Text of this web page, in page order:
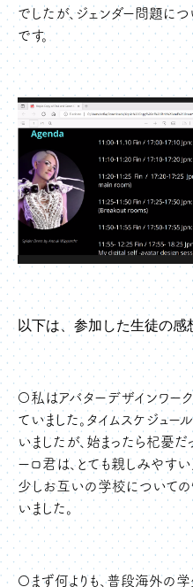
でしたが、ジェンダー問題に
です。
以下は、参加した生徒の感
〇私はアバターデザインワー
ていました。タイムスケジュー
いましたが、始まったら杞憂
ーロ君は、とても親しみやすい
少しお互いの学校について
いました。
〇まず何よりも、普段海外の